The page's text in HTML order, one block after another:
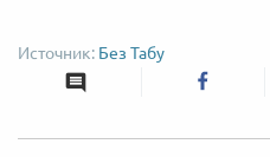
Без Табу